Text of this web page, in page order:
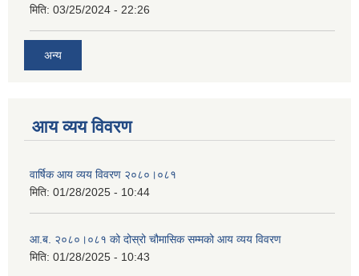
मिति: 03/25/2024 - 22:26
अन्य
आय व्यय विवरण
वार्षिक आय व्यय विवरण २०८०।०८१
मिति: 01/28/2025 - 10:44
आ.ब. २०८०।०८१ को दोस्रो चौमासिक सम्मको आय व्यय विवरण
मिति: 01/28/2025 - 10:43